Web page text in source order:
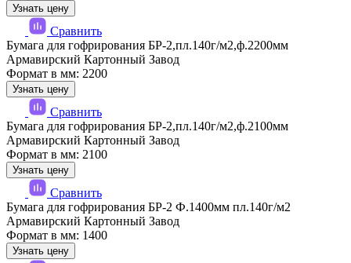
Узнать цену
Сравнить
Бумага для гофрирования БР-2,пл.140г/м2,ф.2200мм
Армавирский Картонный Завод
Формат в мм: 2200
Узнать цену
Сравнить
Бумага для гофрирования БР-2,пл.140г/м2,ф.2100мм
Армавирский Картонный Завод
Формат в мм: 2100
Узнать цену
Сравнить
Бумага для гофрирования БР-2 Ф.1400мм пл.140г/м2
Армавирский Картонный Завод
Формат в мм: 1400
Узнать цену